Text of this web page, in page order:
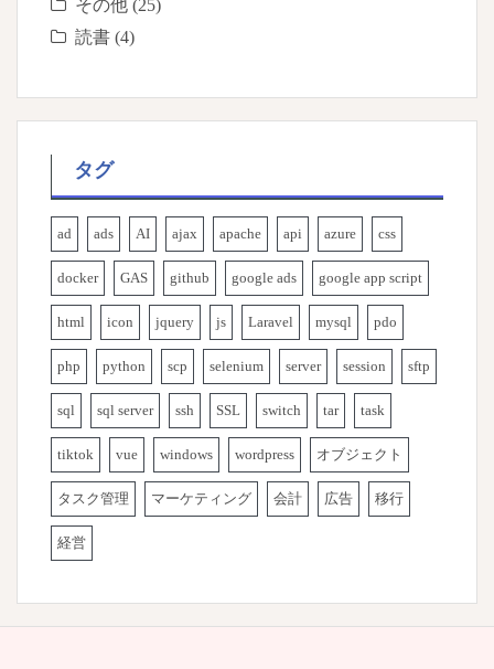
その他 (25)
読書 (4)
タグ
ad ads AI ajax apache api azure css
docker GAS github google ads google app script
html icon jquery js Laravel mysql pdo
php python scp selenium server session sftp
sql sql server ssh SSL switch tar task
tiktok vue windows wordpress オブジェクト
タスク管理 マーケティング 会計 広告 移行
経営